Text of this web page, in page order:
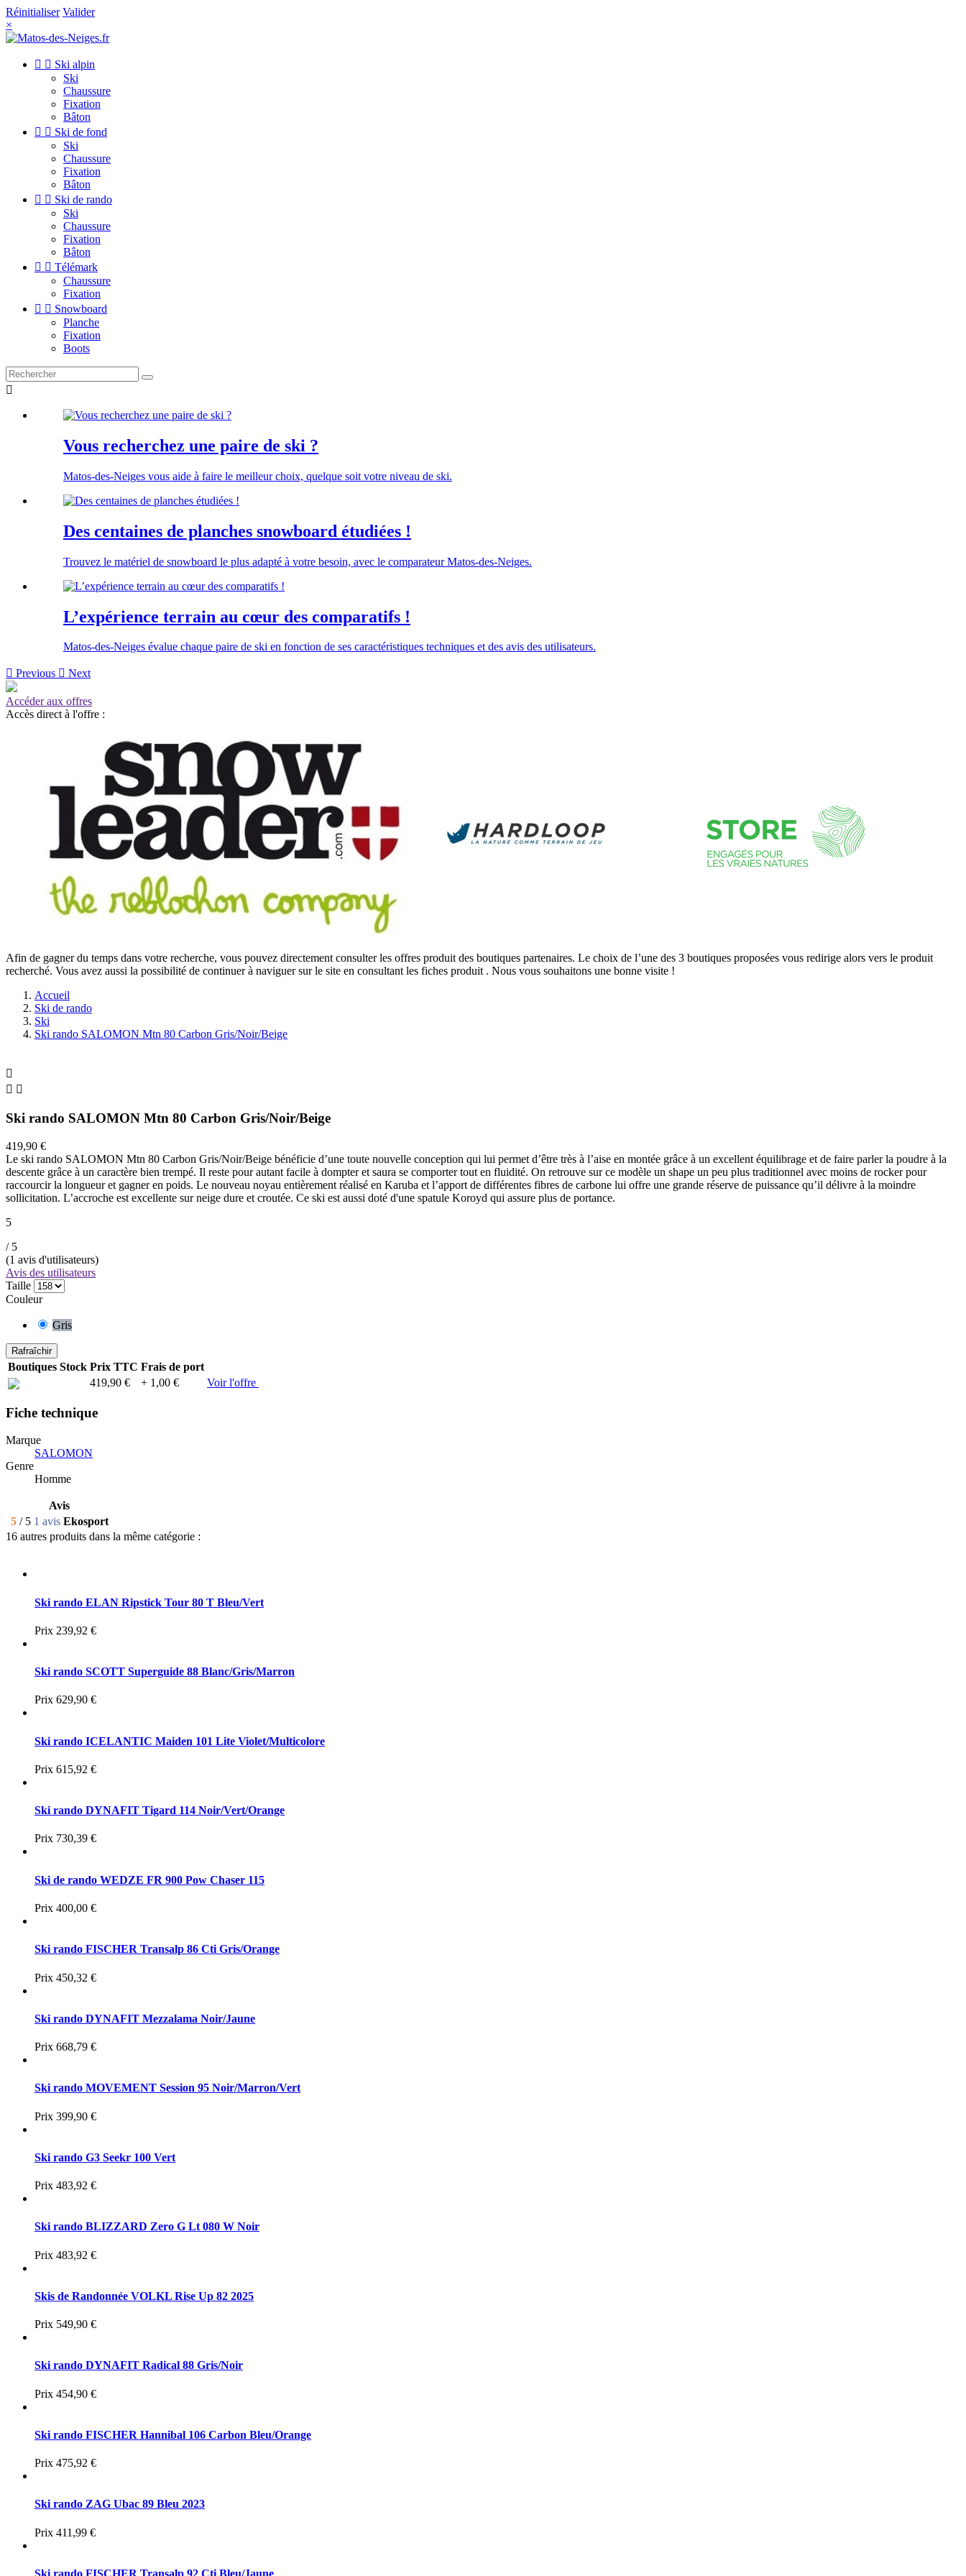
Réinitialiser Valider
×
  Ski alpin
Ski
Chaussure
Fixation
Bâton
  Ski de fond
Ski
Chaussure
Fixation
Bâton
  Ski de rando
Ski
Chaussure
Fixation
Bâton
  Télémark
Chaussure
Fixation
  Snowboard
Planche
Fixation
Boots

Vous recherchez une paire de ski ?
Matos-des-Neiges vous aide à faire le meilleur choix, quelque soit votre niveau de ski.
Des centaines de planches snowboard étudiées !
Trouvez le matériel de snowboard le plus adapté à votre besoin, avec le comparateur Matos-des-Neiges.
L’expérience terrain au cœur des comparatifs !
Matos-des-Neiges évalue chaque paire de ski en fonction de ses caractéristiques techniques et des avis des utilisateurs.
 Previous  Next
Accéder aux offres
Accès direct à l'offre :
Afin de gagner du temps dans votre recherche, vous pouvez directement consulter les offres produit des boutiques partenaires. Le choix de l’une des 3 boutiques proposées vous redirige alors vers le produit
recherché. Vous avez aussi la possibilité de continuer à naviguer sur le site en consultant les fiches produit . Nous vous souhaitons une bonne visite !
Accueil
Ski de rando
Ski
Ski rando SALOMON Mtn 80 Carbon Gris/Noir/Beige

 
Ski rando SALOMON Mtn 80 Carbon Gris/Noir/Beige
419,90 €
Le ski rando SALOMON Mtn 80 Carbon Gris/Noir/Beige bénéficie d’une toute nouvelle conception qui lui permet d’être très à l’aise en montée grâce à un excellent équilibrage et de faire parler la poudre à la
descente grâce à un caractère bien trempé. Il reste pour autant facile à dompter et saura se comporter tout en fluidité. On retrouve sur ce modèle un shape un peu plus traditionnel avec moins de rocker pour
raccourcir la longueur et gagner en poids. Le nouveau noyau entièrement réalisé en Karuba et l’apport de différentes fibres de carbone lui offre une grande réserve de puissance qu’il délivre à la moindre
sollicitation. L’accroche est excellente sur neige dure et croutée. Ce ski est aussi doté d'une spatule Koroyd qui assure plus de portance.
5
/ 5
(1 avis d'utilisateurs)
Avis des utilisateurs
Taille
Couleur
Gris
Boutiques Stock Prix TTC Frais de port
419,90 €
+ 1,00 € Voir l'offre
Fiche technique
Marque
SALOMON
Genre
Homme
Avis
5 / 5 1 avis Ekosport
16 autres produits dans la même catégorie :
Ski rando ELAN Ripstick Tour 80 T Bleu/Vert
Prix 239,92 €
Ski rando SCOTT Superguide 88 Blanc/Gris/Marron
Prix 629,90 €
Ski rando ICELANTIC Maiden 101 Lite Violet/Multicolore
Prix 615,92 €
Ski rando DYNAFIT Tigard 114 Noir/Vert/Orange
Prix 730,39 €
Ski de rando WEDZE FR 900 Pow Chaser 115
Prix 400,00 €
Ski rando FISCHER Transalp 86 Cti Gris/Orange
Prix 450,32 €
Ski rando DYNAFIT Mezzalama Noir/Jaune
Prix 668,79 €
Ski rando MOVEMENT Session 95 Noir/Marron/Vert
Prix 399,90 €
Ski rando G3 Seekr 100 Vert
Prix 483,92 €
Ski rando BLIZZARD Zero G Lt 080 W Noir
Prix 483,92 €
Skis de Randonnée VOLKL Rise Up 82 2025
Prix 549,90 €
Ski rando DYNAFIT Radical 88 Gris/Noir
Prix 454,90 €
Ski rando FISCHER Hannibal 106 Carbon Bleu/Orange
Prix 475,92 €
Ski rando ZAG Ubac 89 Bleu 2023
Prix 411,99 €
Ski rando FISCHER Transalp 92 Cti Bleu/Jaune